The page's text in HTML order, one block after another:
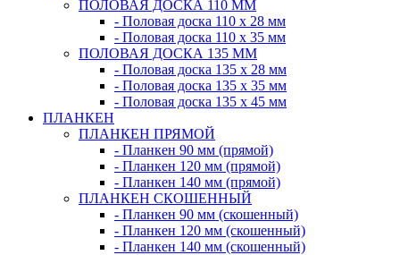
ПОЛОВАЯ ДОСКА 110 ММ
- Половая доска 110 х 28 мм
- Половая доска 110 х 35 мм
ПОЛОВАЯ ДОСКА 135 ММ
- Половая доска 135 х 28 мм
- Половая доска 135 х 35 мм
- Половая доска 135 х 45 мм
ПЛАНКЕН
ПЛАНКЕН ПРЯМОЙ
- Планкен 90 мм (прямой)
- Планкен 120 мм (прямой)
- Планкен 140 мм (прямой)
ПЛАНКЕН СКОШЕННЫЙ
- Планкен 90 мм (скошенный)
- Планкен 120 мм (скошенный)
- Планкен 140 мм (скошенный)